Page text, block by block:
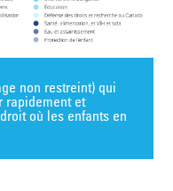
non restreint) qui
rapidement et
où les enfants en